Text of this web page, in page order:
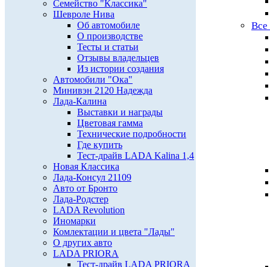
Семейство "Классика"
Шевроле Нива
Об автомобиле
О производстве
Тесты и статьи
Отзывы владельцев
Из истории создания
Автомобили "Ока"
Минивэн 2120 Надежда
Лада-Калина
Выставки и награды
Цветовая гамма
Технические подробности
Где купить
Тест-драйв LADA Kalina 1,4
Новая Классика
Лада-Консул 21109
Авто от Бронто
Лада-Родстер
LADA Revolution
Иномарки
Комлектации и цвета "Лады"
О других авто
LADA PRIORA
Тест-драйв LADA PRIORA
Все